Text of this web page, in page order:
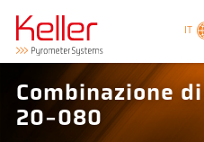
IT
Combinazione
20-080